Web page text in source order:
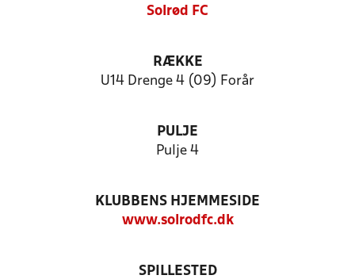
Solrød FC
RÆKKE
U14 Drenge 4 (09) Forår
PULJE
Pulje 4
KLUBBENS HJEMMESIDE
www.solrodfc.dk
SPILLESTED